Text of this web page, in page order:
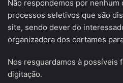
Não respondemos por nenhum
processos seletivos que são
site, sendo dever do
organizadora dos certames
Nos resguardamos à possíveis
digitação.